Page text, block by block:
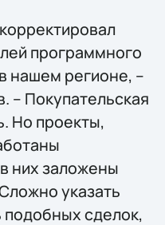
программного
нашем регионе, –
– Покупательская
Но проекты,
них заложены
указать
сделок,